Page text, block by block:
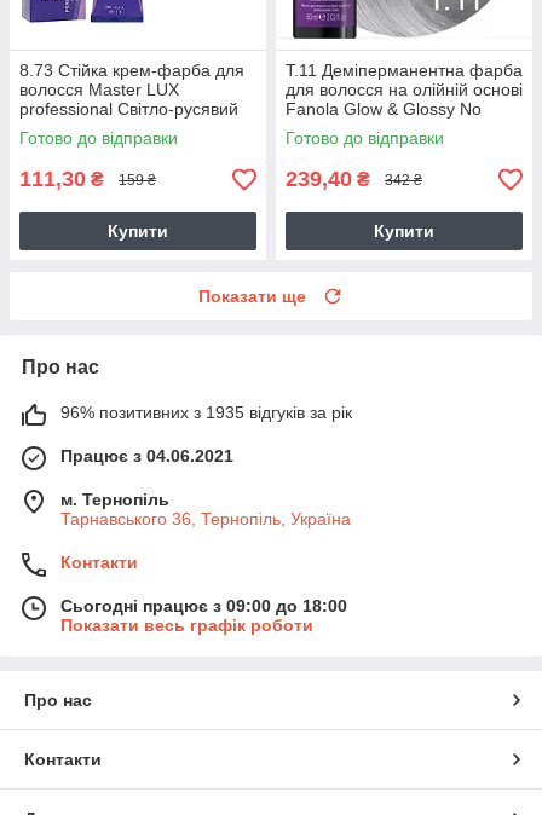
8.73 Стійка крем-фарба для
волосся Master LUX
professional Світло-русявий
коричнево-золотистий 60 мл
Готово до відправки
111,30 ₴ 159 ₴
Купити
T.11 Деміперманентна фарба
для волосся на олійній основі
Fanola Glow & Glossy No
Yellow 60 мл
Готово до відправки
239,40 ₴ 342 ₴
Купити
Показати ще
Про нас
96% позитивних з 1935 відгуків за рік
Працює з 04.06.2021
м. Тернопіль
Тарнавського 36, Тернопіль, Україна
Контакти
Сьогодні працює з 09:00 до 18:00
Показати весь графік роботи
Про нас
Контакти